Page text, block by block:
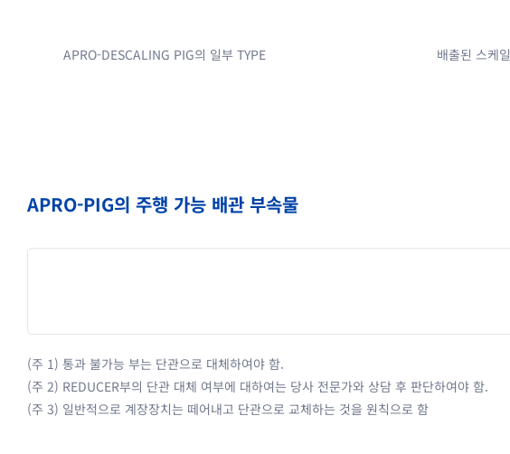
APRO-DESCALING PIG의 일부 TYPE 배출된 스케일
APRO-PIG의 주행 가능 배관 부속물
(주 1) 통과 불가능 부는 단관으로 대체하여야 함.
(주 2) REDUCER부의 단관 대체 여부에 대하여는 당사 전문가와 상담 후 판단하여야 함.
(주 3) 일반적으로 계장장치는 떼어내고 단관으로 교체하는 것을 원칙으로 함